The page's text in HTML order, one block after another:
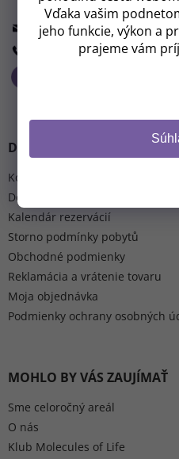
Vďaka vašim
jeho funkcie, výkon a
prajeme vám
k
info@levanduloveudoli.cz
+ 420 313 033 166
Dôležité informácie
Kontakt
Doprava a platba
Kalendár rezervácií
Storno podmínky pobytů
Obchodné podmienky
Reklamácia a vrátenie tovaru
Moja objednávka
Podmienky ochrany osobných
MOHLO BY VÁS ZAUJÍMAŤ
Sme celoročný areál
O nás
Klub Molecules of Life